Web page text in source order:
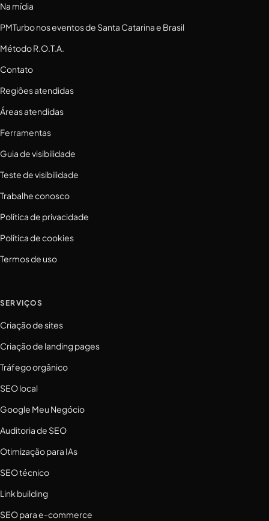
Na mídia
PMTurbo nos eventos de Santa Catarina e Brasil
Método R.O.T.A.
Contato
Regiões atendidas
Áreas atendidas
Ferramentas
Guia de visibilidade
Teste de visibilidade
Trabalhe conosco
Política de privacidade
Política de cookies
Termos de uso
SERVIÇOS
Criação de sites
Criação de landing pages
Tráfego orgânico
SEO local
Google Meu Negócio
Auditoria de SEO
Otimização para IAs
SEO técnico
Link building
SEO para e-commerce